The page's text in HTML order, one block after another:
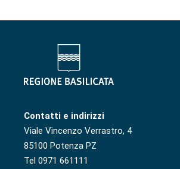
Contatti e indirizzi
Viale Vincenzo Verrastro, 4
85100 Potenza PZ
Tel 0971 661111